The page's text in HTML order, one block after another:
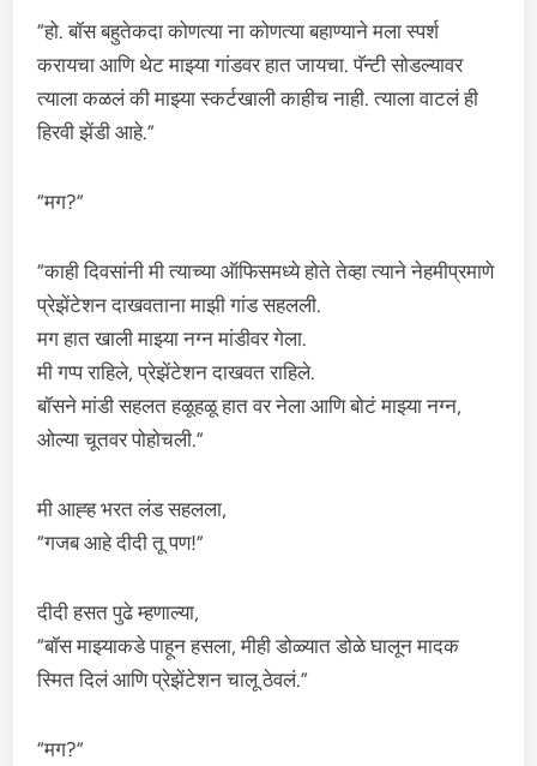
“हो. बॉस बहुतेकदा कोणत्या ना कोणत्या बहाण्याने मला स्पर्श
करायचा आणि थेट माझ्या गांडवर हात जायचा. पॅन्टी सोडल्यावर
त्याला कळलं की माझ्या स्कर्टखाली काहीच नाही. त्याला वाटलं ही
हिरवी झेंडी आहे.”
“मग?”
“काही दिवसांनी मी त्याच्या ऑफिसमध्ये होते तेव्हा त्याने नेहमीप्रमाणे
प्रेझेंटेशन दाखवताना माझी गांड सहलली.
मग हात खाली माझ्या नग्न मांडीवर गेला.
मी गप्प राहिले, प्रेझेंटेशन दाखवत राहिले.
बॉसने मांडी सहलत हळूहळू हात वर नेला आणि बोटं माझ्या नग्न,
ओल्या चूतवर पोहोचली.”
मी आह्ह भरत लंड सहलला,
“गजब आहे दीदी तू पण!”
दीदी हसत पुढे म्हणाल्या,
“बॉस माझ्याकडे पाहून हसला, मीही डोळ्यात डोळे घालून मादक
स्मित दिलं आणि प्रेझेंटेशन चालू ठेवलं.”
“मग?”